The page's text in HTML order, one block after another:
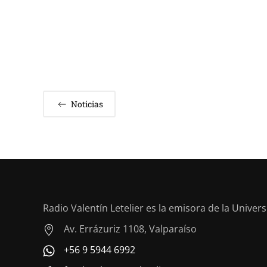
Noticias
Radio Valentín Letelier es la emisora de la
Av. Errázuriz 1108, Valparaíso
+56 9 5944 6992